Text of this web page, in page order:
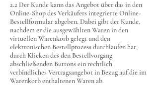
2.2 Der Kunde kann das Angebot über das in den
Online-Shop des Verkäufers integrierte Online-
Bestellformular abgeben. Dabei gibt der Kunde,
nachdem er die ausgewählten Waren in den
virtuellen Warenkorb gelegt und den
elektronischen Bestellprozess durchlaufen hat,
durch Klicken des den Bestellvorgang
abschließenden Buttons ein rechtlich
verbindliches Vertragsangebot in Bezug auf die im
Warenkorb enthaltenen Waren ab.